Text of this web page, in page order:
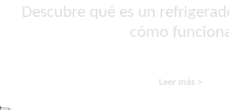
Descubre qué es un
cómo
Leer más >